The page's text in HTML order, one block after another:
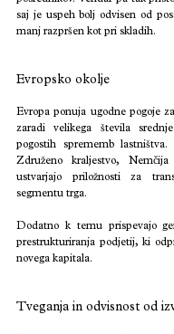
saj je uspeh bolj odvisen od
manj razpršen kot pri skladih.
Evropsko okolje
Evropa ponuja ugodne pogoje
zaradi velikega števila
pogostih sprememb
Združeno kraljestvo,
ustvarjajo priložnosti za
segmentu trga.
Dodatno k temu prispevajo
prestrukturiranja podjetij, ki
novega kapitala.
Tveganja in odvisnost od